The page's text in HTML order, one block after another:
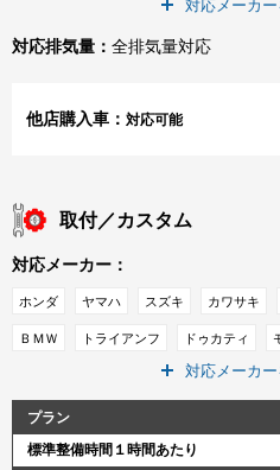
対応メーカ
対応排気量： 全排気量対応
他店購入車： 対応可能
取付／カスタム
対応メーカー：
ホンダ ヤマハ スズキ カワサキ
ＢＭＷ トライアンフ ドゥカティ
対応メーカ
プラン
標準整備時間１時間あたり